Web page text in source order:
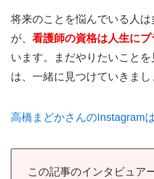
将来のことを悩んでいる人
が、 看護師の資格は人生にプ
います。まだやりたいことを
は、一緒に見つけていきまし
高橋まどかさんのInstagram
この記事のインタビュア